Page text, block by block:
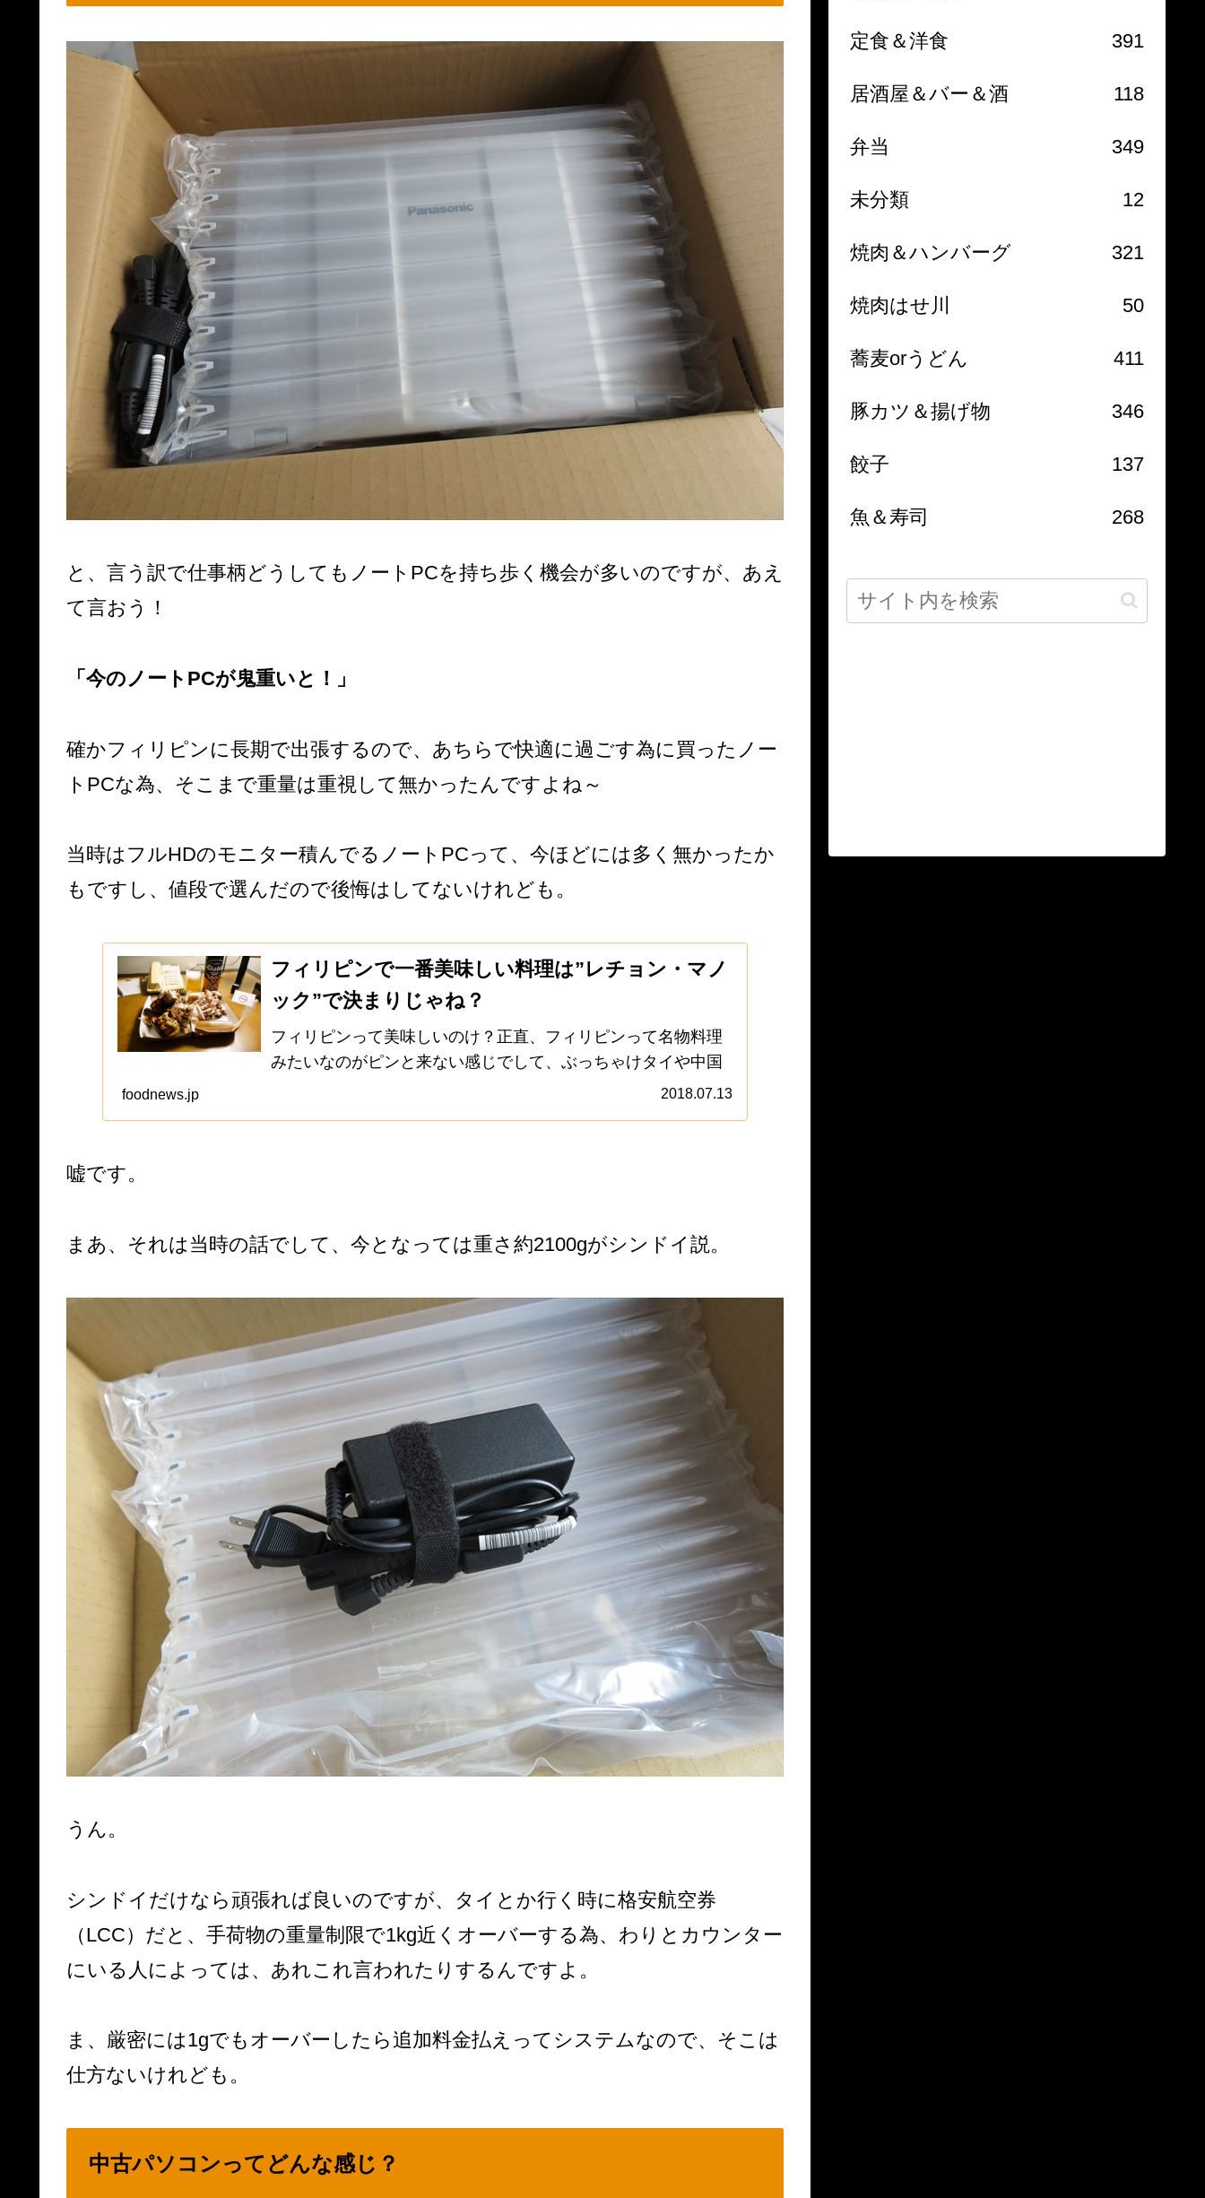
と、言う訳で仕事柄どうしてもノートPCを持ち歩く機会が多いのですが、あえ
て言おう！
「今のノートPCが鬼重いと！」
確かフィリピンに長期で出張するので、あちらで快適に過ごす為に買ったノー
トPCな為、そこまで重量は重視して無かったんですよね～
当時はフルHDのモニター積んでるノートPCって、今ほどには多く無かったか
もですし、値段で選んだので後悔はしてないけれども。
フィリピンで一番美味しい料理は”レチョン・マノ
ック”で決まりじゃね？
フィリピンって美味しいのけ？正直、フィリピンって名物料理
みたいなのがピンと来ない感じでして、ぶっちゃけタイや中国
に比べると魅力的ではない可能性……あると思います。と、言
foodnews.jp 2018.07.13
嘘です。
まあ、それは当時の話でして、今となっては重さ約2100gがシンドイ説。
うん。
シンドイだけなら頑張れば良いのですが、タイとか行く時に格安航空券
（LCC）だと、手荷物の重量制限で1kg近くオーバーする為、わりとカウンター
にいる人によっては、あれこれ言われたりするんですよ。
ま、厳密には1gでもオーバーしたら追加料金払えってシステムなので、そこは
仕方ないけれども。
中古パソコンってどんな感じ？
定食＆洋食 391
居酒屋＆バー＆酒 118
弁当 349
未分類 12
焼肉＆ハンバーグ 321
焼肉はせ川 50
蕎麦orうどん 411
豚カツ＆揚げ物 346
餃子 137
魚＆寿司 268